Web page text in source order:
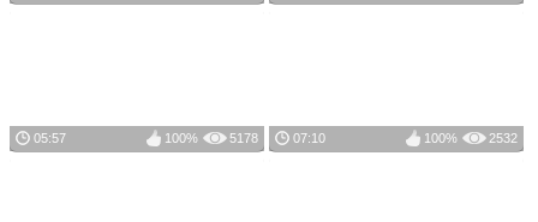
05:57 5178
100% 07:10 2532
100%